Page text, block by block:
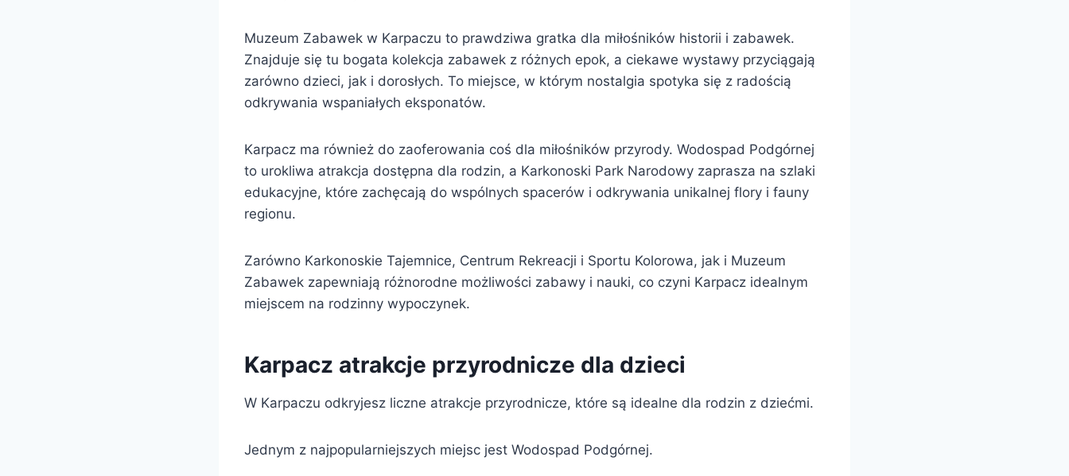
Muzeum Zabawek w Karpaczu to prawdziwa gratka dla miłośników historii i zabawek.
Znajduje się tu bogata kolekcja zabawek z różnych epok, a ciekawe wystawy przyciągają
zarówno dzieci, jak i dorosłych. To miejsce, w którym nostalgia spotyka się z radością
odkrywania wspaniałych eksponatów.
Karpacz ma również do zaoferowania coś dla miłośników przyrody. Wodospad Podgórnej
to urokliwa atrakcja dostępna dla rodzin, a Karkonoski Park Narodowy zaprasza na szlaki
edukacyjne, które zachęcają do wspólnych spacerów i odkrywania unikalnej flory i fauny
regionu.
Zarówno Karkonoskie Tajemnice, Centrum Rekreacji i Sportu Kolorowa, jak i Muzeum
Zabawek zapewniają różnorodne możliwości zabawy i nauki, co czyni Karpacz idealnym
miejscem na rodzinny wypoczynek.
Karpacz atrakcje przyrodnicze dla dzieci
W Karpaczu odkryjesz liczne atrakcje przyrodnicze, które są idealne dla rodzin z dziećmi.
Jednym z najpopularniejszych miejsc jest Wodospad Podgórnej.